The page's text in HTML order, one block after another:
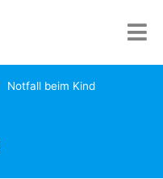
Notfall beim Kind